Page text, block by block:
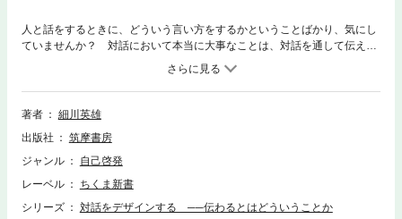
人と話をするときに、どういう言い方をするかということばかり、気にし
ていませんか？ 対話において本当に大事なことは、対話を通して伝えた
いことは何か、ということです。そして、対話を通して何を伝えるのかと
いうことは、あなた自身にしか決められません。本書では、自分の「テー
マ」を発見することから始めて、話題の決め方、他者とつながり他者を理
解する方法、納得と合意の形成まで、生活や仕事における対話とあなた自
著者
細川英雄
出版社
筑摩書房
ジャンル
自己啓発
レーベル
ちくま新書
シリーズ
対話をデザインする ──伝わるとはどういうことか